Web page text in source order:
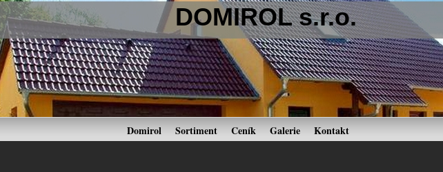
DOMIROL s.r.o.
Domirol Sortiment Ceník Galerie Kontakt